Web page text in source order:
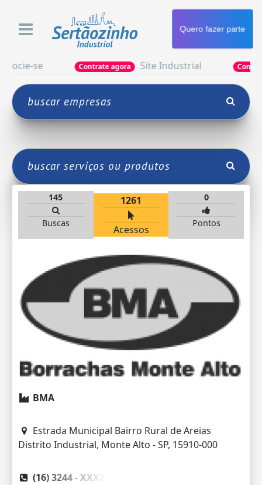
Quero fazer parte
se Contrate agora Site Industrial Contrate
145
Buscas
1261
Acessos
0
Pontos
BMA
Estrada Municipal Bairro Rural de Areias
Distrito Industrial, Monte Alto - SP, 15910-000
(16) 3244 -XXXX